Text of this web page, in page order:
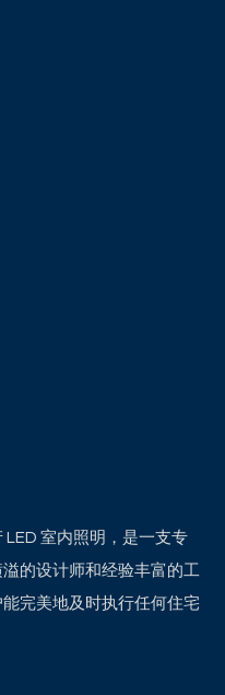
室内照明，是一支专
的设计师和经验丰富的工
完美地及时执行任何住宅